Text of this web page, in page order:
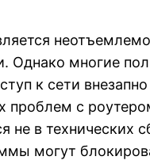
Однако многие
к сети
проблем с
не в технических
могут